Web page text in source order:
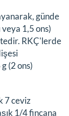
günde
1,5 ons)
RKÇ'lerde
(2 ons)
7 ceviz
1/4 fincana